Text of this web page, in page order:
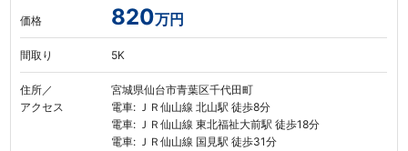
価格 820万円
間取り 5K
住所／
アクセス
宮城県仙台市青葉区千代田町
電車: ＪＲ仙山線 北山駅 徒歩8分
電車: ＪＲ仙山線 東北福祉大前駅 徒歩18分
電車: ＪＲ仙山線 国見駅 徒歩31分